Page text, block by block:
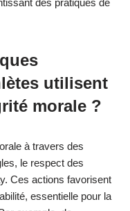
valeurs morales sont
priorisent leur bien-être
de la fatigue. Des
la prise de décision est
et à une
les athlètes qui
des pratiques de